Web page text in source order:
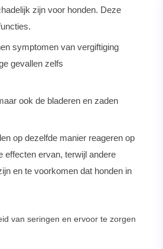
zijn voor honden. Deze
symptomen van vergiftiging
gevallen zelfs
ook de bladeren en zaden
op dezelfde manier reageren op
effecten ervan, terwijl andere
en te voorkomen dat honden in
van seringen en ervoor te zorgen